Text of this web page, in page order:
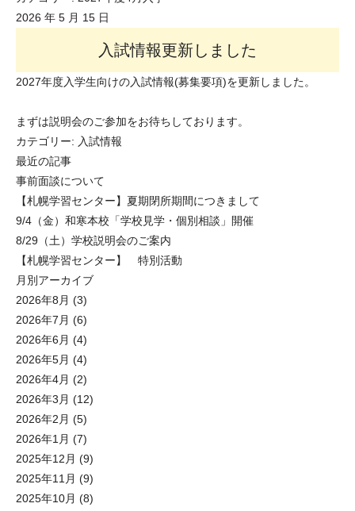
2026 年 5 月 15 日
入試情報更新しました
2027年度入学生向けの入試情報(募集要項)を更新しました。
まずは説明会のご参加をお待ちしております。
カテゴリー: 入試情報
最近の記事
事前面談について
【札幌学習センター】夏期閉所期間につきまして
9/4（金）和寒本校「学校見学・個別相談」開催
8/29（土）学校説明会のご案内
【札幌学習センター】 特別活動
月別アーカイブ
2026年8月 (3)
2026年7月 (6)
2026年6月 (4)
2026年5月 (4)
2026年4月 (2)
2026年3月 (12)
2026年2月 (5)
2026年1月 (7)
2025年12月 (9)
2025年11月 (9)
2025年10月 (8)